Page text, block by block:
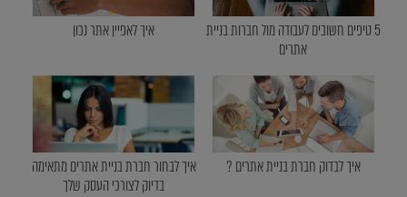
5 טיפים חשובים לעבודה מול חברות בניית
אתרים
איך לאפיין אתר נכון
איך לבדוק חברת בניית אתרים ?
איך לבחור חברת בניית אתרים מתאימה
בדיוק לצורכי העסק שלך